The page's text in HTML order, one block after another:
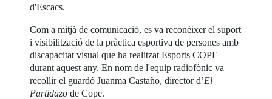
d'Escacs.
Com a mitjà de comunicació, es va reconèixer el suport
i visibilització de la pràctica esportiva de persones amb
discapacitat visual que ha realitzat Esports COPE
durant aquest any. En nom de l'equip radiofònic va
recollir el guardó Juanma Castaño, director d’El
Partidazo de Cope.